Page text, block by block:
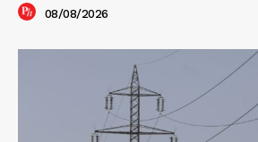
08/08/2026